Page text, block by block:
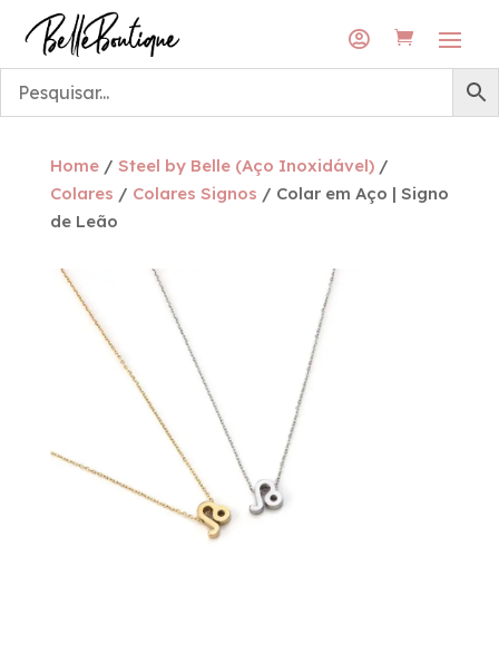

Home/ Steel by Belle (Aço Inoxidável)/
Colares / Colares Signos / Colar em Aço | Signo
de Leão